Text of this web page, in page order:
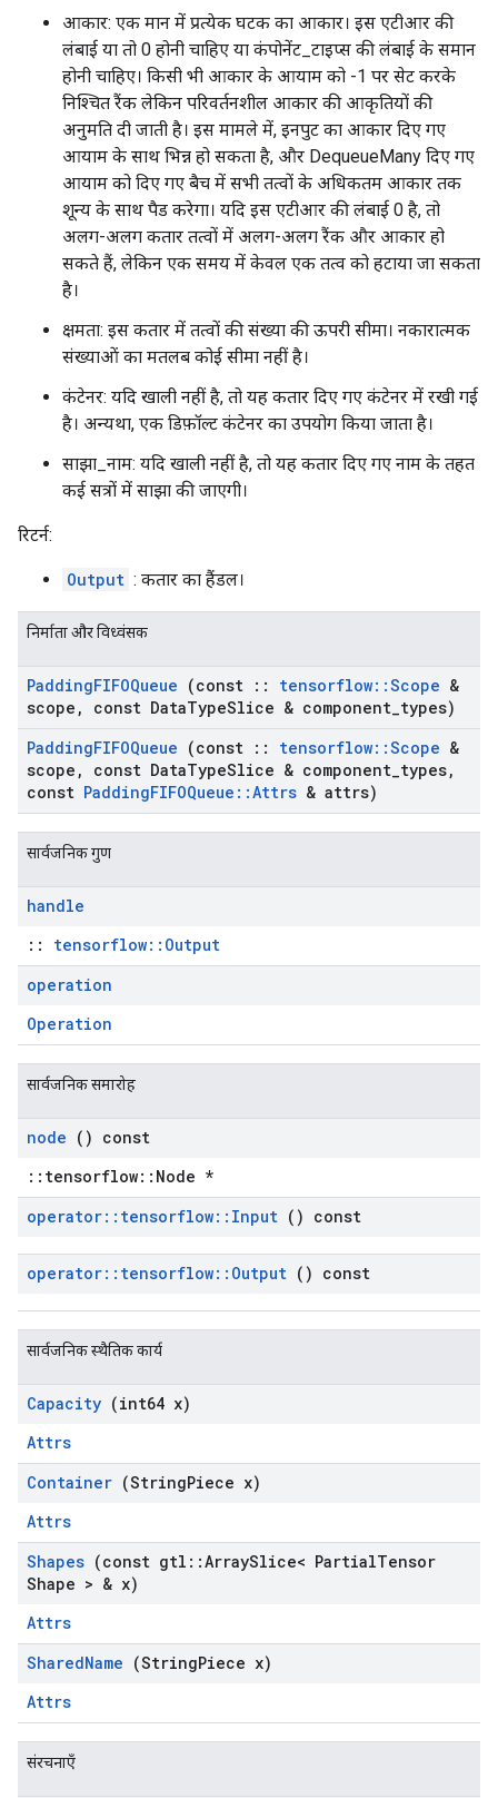
आकार: एक मान में प्रत्येक घटक का आकार। इस एटीआर की
लंबाई या तो 0 होनी चाहिए या कंपोनेंट_टाइप्स की लंबाई के समान
होनी चाहिए। किसी भी आकार के आयाम को -1 पर सेट करके
निश्चित रैंक लेकिन परिवर्तनशील आकार की आकृतियों की
अनुमति दी जाती है। इस मामले में, इनपुट का आकार दिए गए
आयाम के साथ भिन्न हो सकता है, और DequeueMany दिए गए
आयाम को दिए गए बैच में सभी तत्वों के अधिकतम आकार तक
शून्य के साथ पैड करेगा। यदि इस एटीआर की लंबाई 0 है, तो
अलग-अलग कतार तत्वों में अलग-अलग रैंक और आकार हो
सकते हैं, लेकिन एक समय में केवल एक तत्व को हटाया जा सकता
है।
क्षमता: इस कतार में तत्वों की संख्या की ऊपरी सीमा। नकारात्मक
संख्याओं का मतलब कोई सीमा नहीं है।
कंटेनर: यदि खाली नहीं है, तो यह कतार दिए गए कंटेनर में रखी गई
है। अन्यथा, एक डिफ़ॉल्ट कंटेनर का उपयोग किया जाता है।
साझा_नाम: यदि खाली नहीं है, तो यह कतार दिए गए नाम के तहत
कई सत्रों में साझा की जाएगी।
रिटर्न:
Output : कतार का हैंडल।
निर्माता और विध्वंसक
PaddingFIFOQueue (const :: tensorflow::Scope &
scope , const DataTypeSlice & component types)
PaddingFIFOQueue (const :: tensorflow::Scope &
scope , const DataTypeSlice & component types,
const PaddingFIFOQueue ::Attrs & attrs)
सार्वजनिक गुण
handle
:: tensorflow::Output
operation
Operation
सार्वजनिक समारोह
node () const
::tensorflow::Node *
operator:: tensorflow:: Input () const
operator:: tensorflow:: Output () const
सार्वजनिक स्थैतिक कार्य
Capacity (int64 x)
Attrs
Container (StringPiece x)
Attrs
Shapes (const gtl ::ArraySlice< PartialTensor
Shape > & x)
Attrs
SharedName (StringPiece x)
Attrs
संरचनाएँ